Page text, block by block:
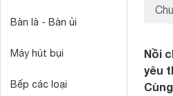
Bàn là - Bàn ủi
Máy hút bụi
Bếp các loại
Nồi
yêu